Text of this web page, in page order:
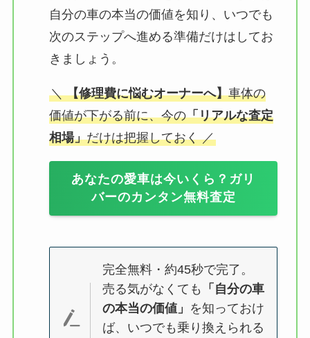
自分の車の本当の価値を知り、いつでも
次のステップへ進める準備だけはしてお
きましょう。
＼【修理費に悩むオーナーへ】車体の
価値が下がる前に、今の「リアルな査定
相場」だけは把握しておく ／
あなたの愛車は今いくら？ガリ
バーのカンタン無料査定
完全無料・約45秒で完了。
売る気がなくても
「自分の車
の本当の価値」 を知っておけ
ば、いつでも乗り換えられる